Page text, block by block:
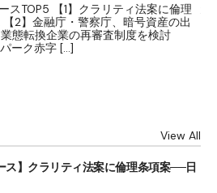
スTOP5 【1】クラリティ法案に倫理
2】金融庁・警察庁、暗号資産の出
態転換企業の再審査制度を検討
ーク赤字 […]
View All
ス】クラリティ法案に倫理条項案──日